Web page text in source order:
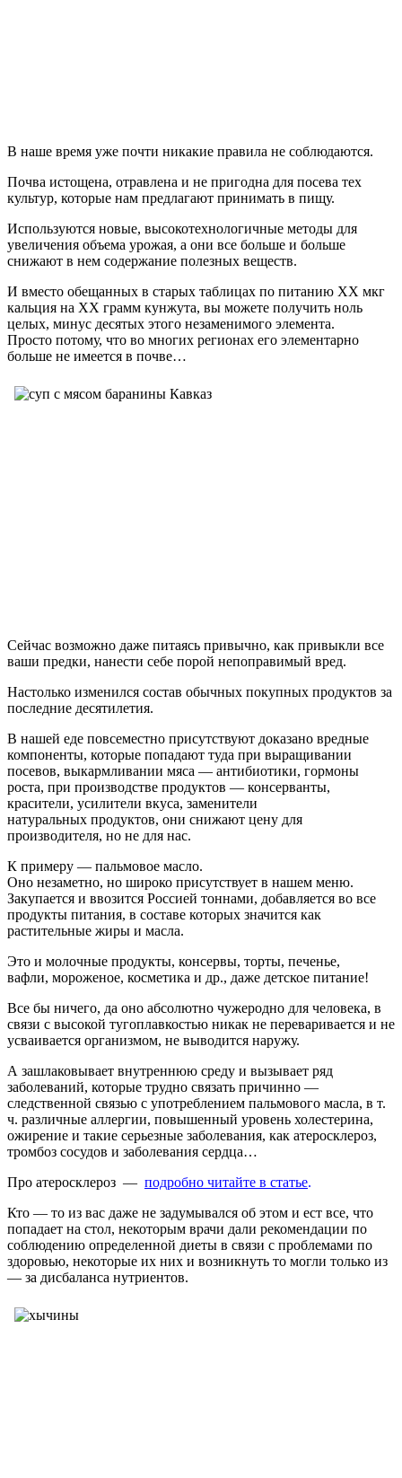
В наше время уже почти никакие правила не соблюдаются.
Почва истощена, отравлена и не пригодна для посева тех
культур, которые нам предлагают принимать в пищу.
Используются новые, высокотехнологичные методы для
увеличения объема урожая, а они все больше и больше
снижают в нем содержание полезных веществ.
И вместо обещанных в старых таблицах по питанию XX мкг
кальция на ХХ грамм кунжута, вы можете получить ноль
целых, минус десятых этого незаменимого элемента.
Просто потому, что во многих регионах его элементарно
больше не имеется в почве…
Сейчас возможно даже питаясь привычно, как привыкли все
ваши предки, нанести себе порой непоправимый вред.
Настолько изменился состав обычных покупных продуктов за
последние десятилетия.
В нашей еде повсеместно присутствуют доказано вредные
компоненты, которые попадают туда при выращивании
посевов, выкармливании мяса — антибиотики, гормоны
роста, при производстве продуктов — консерванты,
красители, усилители вкуса, заменители
натуральных продуктов, они снижают цену для
производителя, но не для нас.
К примеру — пальмовое масло.
Оно незаметно, но широко присутствует в нашем меню.
Закупается и ввозится Россией тоннами, добавляется во все
продукты питания, в составе которых значится как
растительные жиры и масла.
Это и молочные продукты, консервы, торты, печенье,
вафли, мороженое, косметика и др., даже детское питание!
Все бы ничего, да оно абсолютно чужеродно для человека, в
связи с высокой тугоплавкостью никак не переваривается и не
усваивается организмом, не выводится наружу.
А зашлаковывает внутреннюю среду и вызывает ряд
заболеваний, которые трудно связать причинно —
следственной связью с употреблением пальмового масла, в т.
ч. различные аллергии, повышенный уровень холестерина,
ожирение и такие серьезные заболевания, как атеросклероз,
тромбоз сосудов и заболевания сердца…
Про атеросклероз — подробно читайте в статье.
Кто — то из вас даже не задумывался об этом и ест все, что
попадает на стол, некоторым врачи дали рекомендации по
соблюдению определенной диеты в связи с проблемами по
здоровью, некоторые их них и возникнуть то могли только из
— за дисбаланса нутриентов.